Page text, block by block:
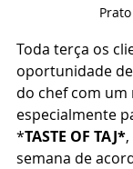
Toda terça os
oportunidade
do chef com
especialmente
*TASTE OF TAJ*
semana de